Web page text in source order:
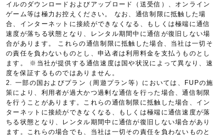
イルのダウンロードおよびアップロード（送受信）、オンライン
ゲーム等は極力お控えください。 なお、通信制限に抵触した場
合、インターネットに接続ができなくなる、もしくは極端に通信
速度が落ちる状態となり、レンタル期間中に通信が復旧しない場
合があります。 これらの通信制限に抵触した場合、当社は一切そ
の責任を負わないものとし、申込者は利用料金を支払うものとし
ます。 ※当社が提供する通信速度は国や状況によって異なり、速
度を保証するものではありません。
2. 一部の国およびプラン（周遊プラン等）においては、FUPの施
策により、利用者が過大かつ過剰な通信を行った場合、通信制限
を行うことがあります。これらの通信制限に抵触した場合、イン
ターネットに接続ができなくなる、もしくは極端に通信速度が落
ちる状態となり、レンタル期間中に通信が復旧しない場合があり
ます。これらの場合でも、当社は一切その責任を負わないものと